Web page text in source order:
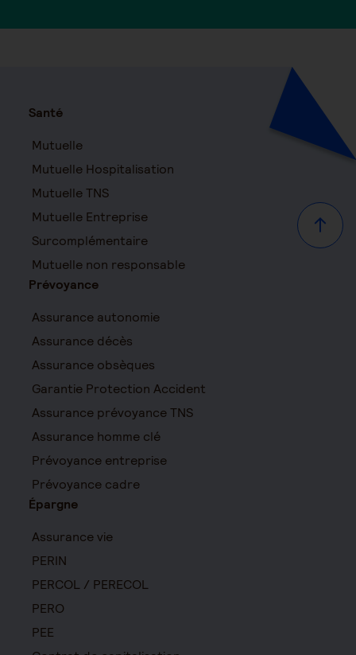
Haut
Santé
Mutuelle
Mutuelle Hospitalisation
Mutuelle TNS
Mutuelle Entreprise
Surcomplémentaire
Mutuelle non responsable
Prévoyance
Assurance autonomie
Assurance décès
Assurance obsèques
Garantie Protection Accident
Assurance prévoyance TNS
Assurance homme clé
Prévoyance entreprise
Prévoyance cadre
Épargne
Assurance vie
PERIN
PERCOL / PERECOL
PERO
PEE